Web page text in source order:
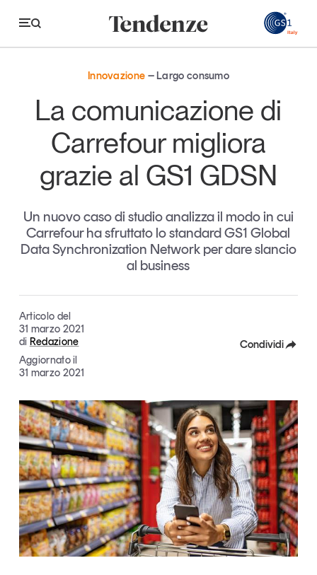
Tendenze
Economia e consumi
Innovazione
Logistica
Retail e brand
Sostenibilità
Magazine
Articoli
Opinioni
Dossier
Interviste
Comunicati stampa
Video
Podcast
Eventi e formazione
Tutti gli appuntamenti
Innovazione Largo consumo
La comunicazione di
Carrefour migliora
grazie al GS1 GDSN
Un nuovo caso di studio analizza il modo in cui
Carrefour ha sfruttato lo standard GS1 Global
Data Synchronization Network per dare slancio
al business
Articolo del
31 marzo 2021
di Redazione
Aggiornato il
31 marzo 2021
Condividi
X
Linkedin
Copia Link